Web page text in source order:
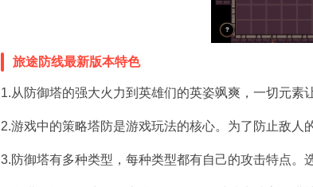
旅途防线最新版本特色
1.从防御塔的强大火力到英雄们的英姿飒爽，一切元素
2.游戏中的策略塔防是游戏玩法的核心。为了防止敌人
3.防御塔有多种类型，每种类型都有自己的攻击特点。